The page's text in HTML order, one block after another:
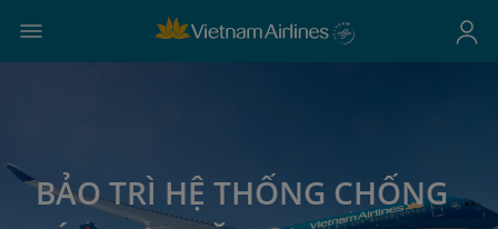
BẢO TRÌ HỆ THỐNG CHỐNG